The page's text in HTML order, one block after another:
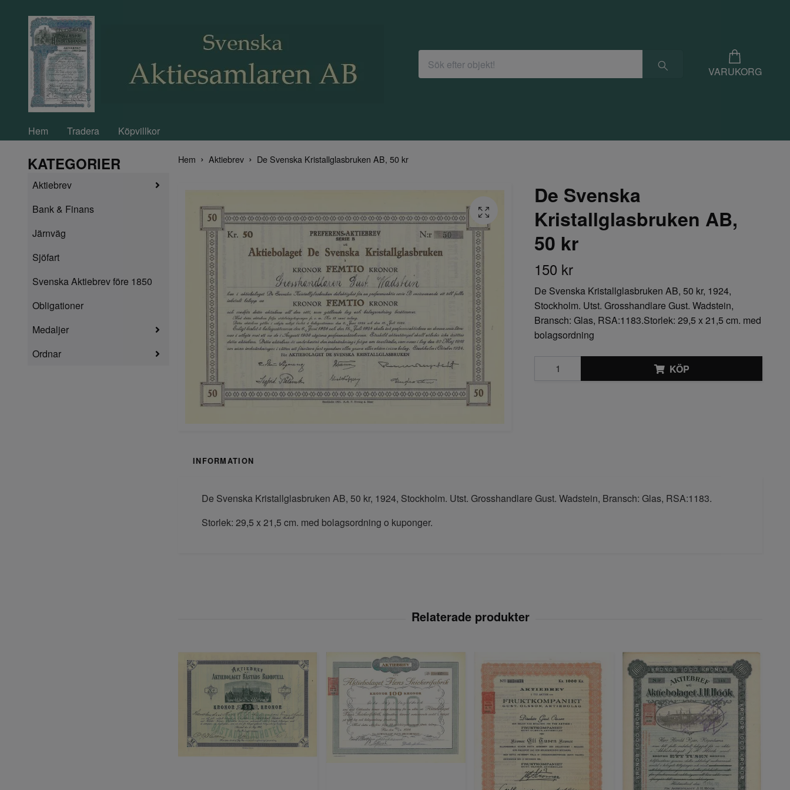
VARUKORG
Hem Tradera Köpvillkor
KATEGORIER
Aktiebrev
Bank & Finans
Järnväg
Sjöfart
Svenska Aktiebrev före 1850
Obligationer
Medaljer
Ordnar
Hem Aktiebrev De Svenska Kristallglasbruken AB, 50 kr
De Svenska
Kristallglasbruken AB,
50 kr
150 kr
De Svenska Kristallglasbruken AB, 50 kr, 1924,
Stockholm. Utst. Grosshandlare Gust. Wadstein,
Bransch: Glas, RSA:1183.Storlek: 29,5 x 21,5 cm. med
bolagsordning
KÖP
INFORMATION
De Svenska Kristallglasbruken AB, 50 kr, 1924, Stockholm. Utst. Grosshandlare Gust. Wadstein, Bransch: Glas, RSA:1183.
Storlek: 29,5 x 21,5 cm. med bolagsordning o kuponger.